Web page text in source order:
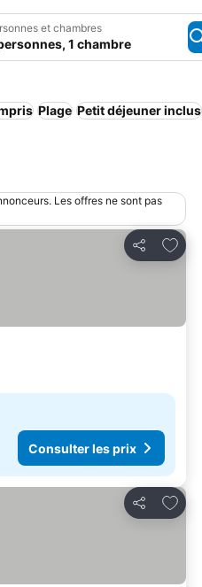
et chambres
1 chambre
Plage Petit déjeuner inclus
Les offres ne sont pas
Partager
Consulter les prix
Partager